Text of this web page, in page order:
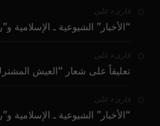
قارىء على
“الأخبار” الشيوعية ـ الإسلامية
قارىء على
تعليقاً على شعار “العيش
قارىء على
“الأخبار” الشيوعية ـ الإسلامية